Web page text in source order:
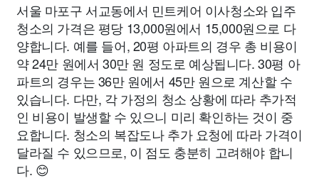
서울 마포구 서교동에서 민트케어 이사청소와 입주
청소의 가격은 평당 13,000원에서 15,000원으로 다
양합니다. 예를 들어, 20평 아파트의 경우 총 비용이
약 24만 원에서 30만 원 정도로 예상됩니다. 30평 아
파트의 경우는 36만 원에서 45만 원으로 계산할 수
있습니다. 다만, 각 가정의 청소 상황에 따라 추가적
인 비용이 발생할 수 있으니 미리 확인하는 것이 중
요합니다. 청소의 복잡도나 추가 요청에 따라 가격이
달라질 수 있으므로, 이 점도 충분히 고려해야 합니
다. 😊